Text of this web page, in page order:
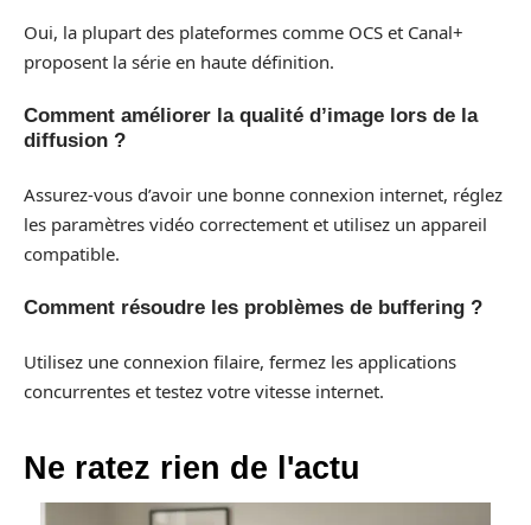
Oui, la plupart des plateformes comme OCS et Canal+
proposent la série en haute définition.
Comment améliorer la qualité d’image lors de la
diffusion ?
Assurez-vous d’avoir une bonne connexion internet, réglez
les paramètres vidéo correctement et utilisez un appareil
compatible.
Comment résoudre les problèmes de buffering ?
Utilisez une connexion filaire, fermez les applications
concurrentes et testez votre vitesse internet.
Ne ratez rien de l'actu